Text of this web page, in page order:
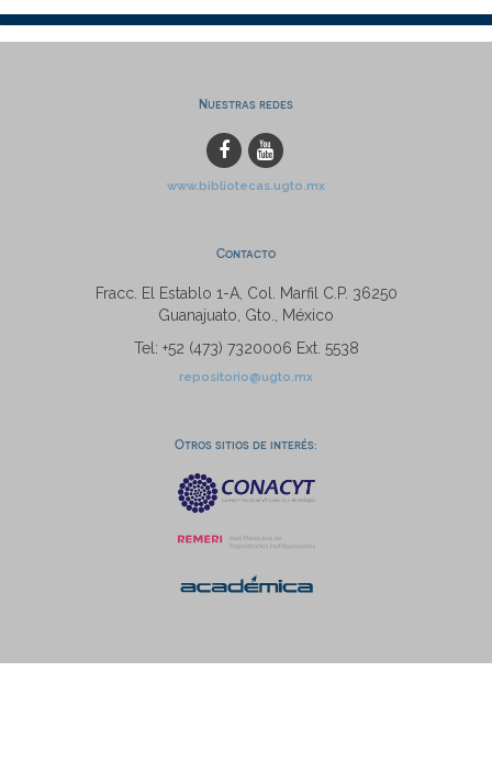
Nuestras redes
www.bibliotecas.ugto.mx
Contacto
Fracc. El Establo 1-A, Col. Marfil C.P. 36250
Guanajuato, Gto., México
Tel: +52 (473) 7320006 Ext. 5538
repositorio@ugto.mx
Otros sitios de interés: